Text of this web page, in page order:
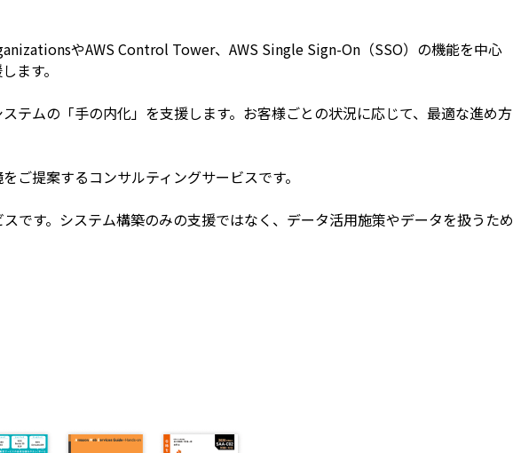
やAWS Control Tower、AWS Single Sign-On（SSO）の機能を中心
ます。
テムの「手の内化」を支援します。お客様ごとの状況に応じて、最適な進め方
ご提案するコンサルティングサービスです。
です。システム構築のみの支援ではなく、データ活用施策やデータを扱うため